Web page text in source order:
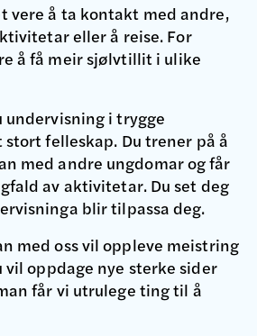
vere å ta kontakt med andre,
eller å reise. For
å få meir sjølvtillit i ulike
undervisning i trygge
felleskap. Du trener på å
med andre ungdomar og får
av aktivitetar. Du set deg
blir tilpassa deg.
med oss vil oppleve meistring
vil oppdage nye sterke sider
får vi utrulege ting til å